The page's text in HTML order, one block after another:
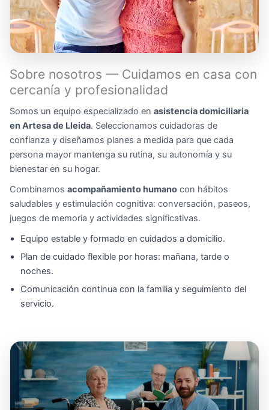
Sobre nosotros — Cuidamos en casa con
cercanía y profesionalidad
Somos un equipo especializado en asistencia domiciliaria
en Artesa de Lleida. Seleccionamos cuidadoras de
confianza y diseñamos planes a medida para que cada
persona mayor mantenga su rutina, su autonomía y su
bienestar en su hogar.
Combinamos acompañamiento humano con hábitos
saludables y estimulación cognitiva: conversación, paseos,
juegos de memoria y actividades significativas.
Equipo estable y formado en cuidados a domicilio.
Plan de cuidado flexible por horas: mañana, tarde o
noches.
Comunicación continua con la familia y seguimiento del
servicio.